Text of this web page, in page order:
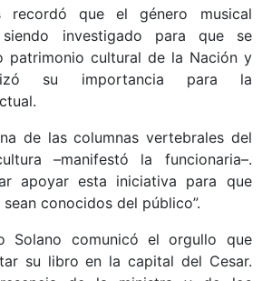
recordó que el género musical
investigado para que se
patrimonio cultural de la Nación y
su importancia para la
de las columnas vertebrales del
–manifestó la funcionaria–.
apoyar esta iniciativa para que
conocidos del público”.
Solano comunicó el orgullo que
su libro en la capital del Cesar.